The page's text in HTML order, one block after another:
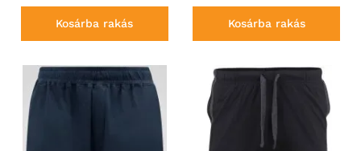
Kosárba rakás Kosárba rakás